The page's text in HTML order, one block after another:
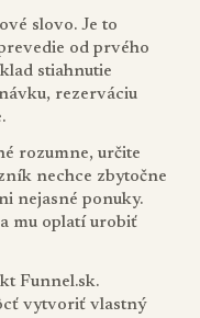
slovo. Je to
od prvého
stiahnutie
rezerváciu
rozumne, určite
nechce zbytočne
nejasné ponuky.
mu oplatí urobiť
Funnel.sk.
vytvoriť vlastný